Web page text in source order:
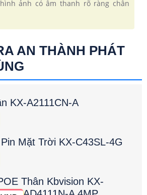
ảnh có âm thanh rõ ràng chân
AN THÀNH PHÁT
KX-A2111CN-A
Mặt Trời KX-C43SL-4G
Thân Kbvision KX-